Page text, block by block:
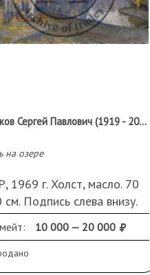
Тумаков Сергей Павлович (1919 - 2003 гг.)
на озере
1969 г. Холст, масло. 70
Подпись слева внизу.
10 000 — 20 000